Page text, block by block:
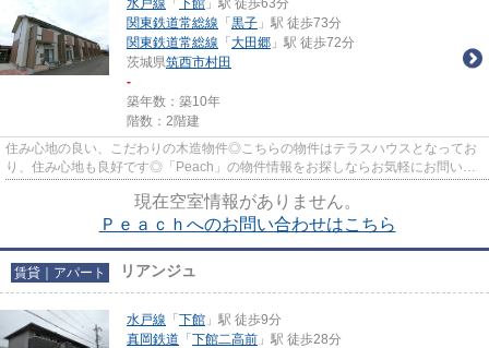
水戸線 「 下館 」駅 徒歩63分
関東鉄道常総線 「 黒子 」駅 徒歩73分
関東鉄道常総線 「 大田郷 」駅 徒歩72分
茨城県筑西市村田
-
築年数：築10年
階数：2階建
住み心地の良い、こだわりの木造物件◎こちらの物件はテラスハウスとなってお
り、住み心地も良好です◎「Peach」の物件情報をお探しならお気軽にお問い合
現在空室情報がありません。
Ｐｅａｃｈへのお問い合わせはこちら
賃貸｜アパート リアンジュ
水戸線 「 下館 」駅 徒歩9分
真岡鉄道 「 下館二高前 」駅 徒歩28分